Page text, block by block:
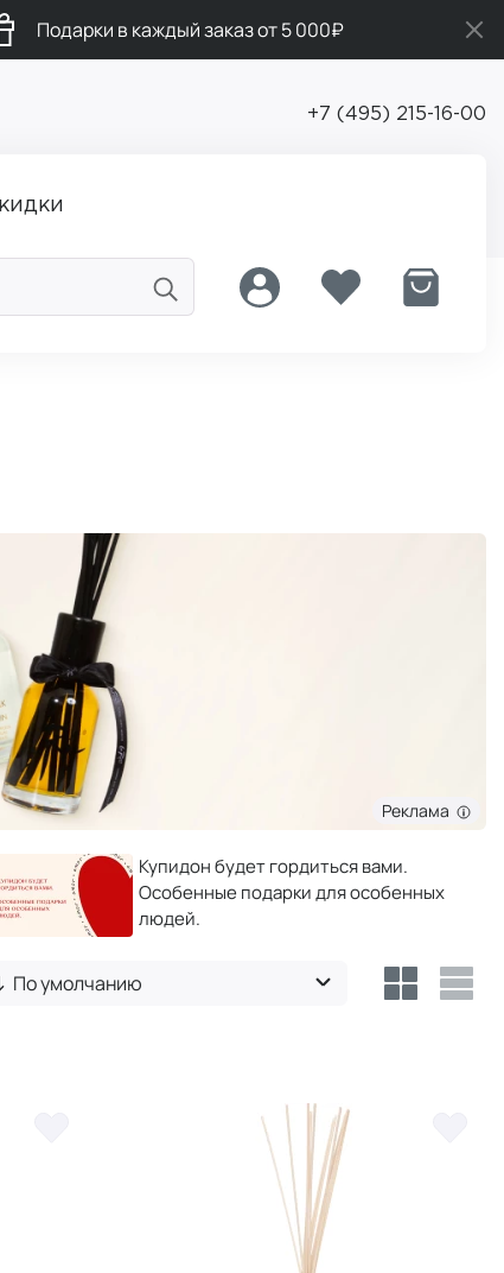
Подарки в каждый заказ от 5 000₽
+7 (495) 215-16-00
Реклама
Купидон будет гордиться вами.
Особенные подарки для особенных
людей.
По умолчанию